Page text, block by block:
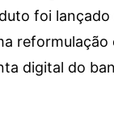
foi lançado
reformulação
digital do